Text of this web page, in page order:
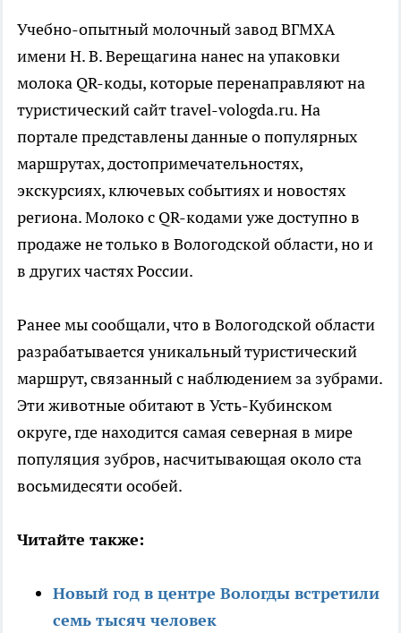
Учебно-опытный молочный завод ВГМХА
имени Н. В. Верещагина нанес на упаковки
молока QR-коды, которые перенаправляют на
туристический сайт travel-vologda.ru. На
портале представлены данные о популярных
маршрутах, достопримечательностях,
экскурсиях, ключевых событиях и новостях
региона. Молоко с QR-кодами уже доступно в
продаже не только в Вологодской области, но и
в других частях России.
Ранее мы сообщали, что в Вологодской области
разрабатывается уникальный туристический
маршрут, связанный с наблюдением за зубрами.
Эти животные обитают в Усть-Кубинском
округе, где находится самая северная в мире
популяция зубров, насчитывающая около ста
восьмидесяти особей.
Читайте также:
Новый год в центре Вологды встретили
семь тысяч человек